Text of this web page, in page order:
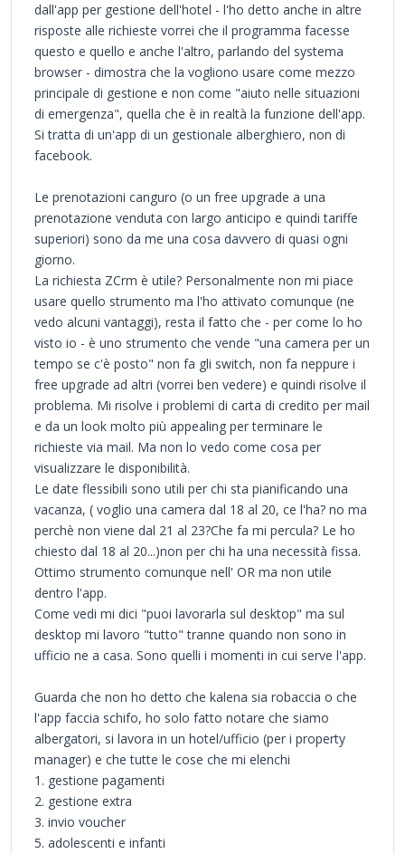
dall'app per gestione dell'hotel - l'ho detto anche in altre
risposte alle richieste vorrei che il programma facesse
questo e quello e anche l'altro, parlando del systema
browser - dimostra che la vogliono usare come mezzo
principale di gestione e non come "aiuto nelle situazioni
di emergenza", quella che è in realtà la funzione dell'app.
Si tratta di un'app di un gestionale alberghiero, non di
facebook.
Le prenotazioni canguro (o un free upgrade a una
prenotazione venduta con largo anticipo e quindi tariffe
superiori) sono da me una cosa davvero di quasi ogni
giorno.
La richiesta ZCrm è utile? Personalmente non mi piace
usare quello strumento ma l'ho attivato comunque (ne
vedo alcuni vantaggi), resta il fatto che - per come lo ho
visto io - è uno strumento che vende "una camera per un
tempo se c'è posto" non fa gli switch, non fa neppure i
free upgrade ad altri (vorrei ben vedere) e quindi risolve il
problema. Mi risolve i problemi di carta di credito per mail
e da un look molto più appealing per terminare le
richieste via mail. Ma non lo vedo come cosa per
visualizzare le disponibilità.
Le date flessibili sono utili per chi sta pianificando una
vacanza, ( voglio una camera dal 18 al 20, ce l'ha? no ma
perchè non viene dal 21 al 23?Che fa mi percula? Le ho
chiesto dal 18 al 20...)non per chi ha una necessità fissa.
Ottimo strumento comunque nell' OR ma non utile
dentro l'app.
Come vedi mi dici "puoi lavorarla sul desktop" ma sul
desktop mi lavoro "tutto" tranne quando non sono in
ufficio ne a casa. Sono quelli i momenti in cui serve l'app.
Guarda che non ho detto che kalena sia robaccia o che
l'app faccia schifo, ho solo fatto notare che siamo
albergatori, si lavora in un hotel/ufficio (per i property
manager) e che tutte le cose che mi elenchi
1. gestione pagamenti
2. gestione extra
3. invio voucher
5. adolescenti e infanti